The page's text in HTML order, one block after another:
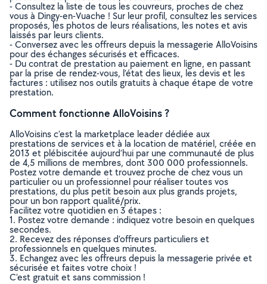
- Consultez la liste de tous les couvreurs, proches de chez
vous à Dingy-en-Vuache ! Sur leur profil, consultez les services
proposés, les photos de leurs réalisations, les notes et avis
laissés par leurs clients.
- Conversez avec les offreurs depuis la messagerie AlloVoisins
pour des échanges sécurisés et efficaces.
- Du contrat de prestation au paiement en ligne, en passant
par la prise de rendez-vous, l’état des lieux, les devis et les
factures : utilisez nos outils gratuits à chaque étape de votre
prestation.
Comment fonctionne AlloVoisins ?
AlloVoisins c’est la marketplace leader dédiée aux
prestations de services et à la location de matériel, créée en
2013 et plébiscitée aujourd’hui par une communauté de plus
de 4,5 millions de membres, dont 300 000 professionnels.
Postez votre demande et trouvez proche de chez vous un
particulier ou un professionnel pour réaliser toutes vos
prestations, du plus petit besoin aux plus grands projets,
pour un bon rapport qualité/prix.
Facilitez votre quotidien en 3 étapes :
1. Postez votre demande : indiquez votre besoin en quelques
secondes.
2. Recevez des réponses d’offreurs particuliers et
professionnels en quelques minutes.
3. Echangez avec les offreurs depuis la messagerie privée et
sécurisée et faites votre choix !
C’est gratuit et sans commission !